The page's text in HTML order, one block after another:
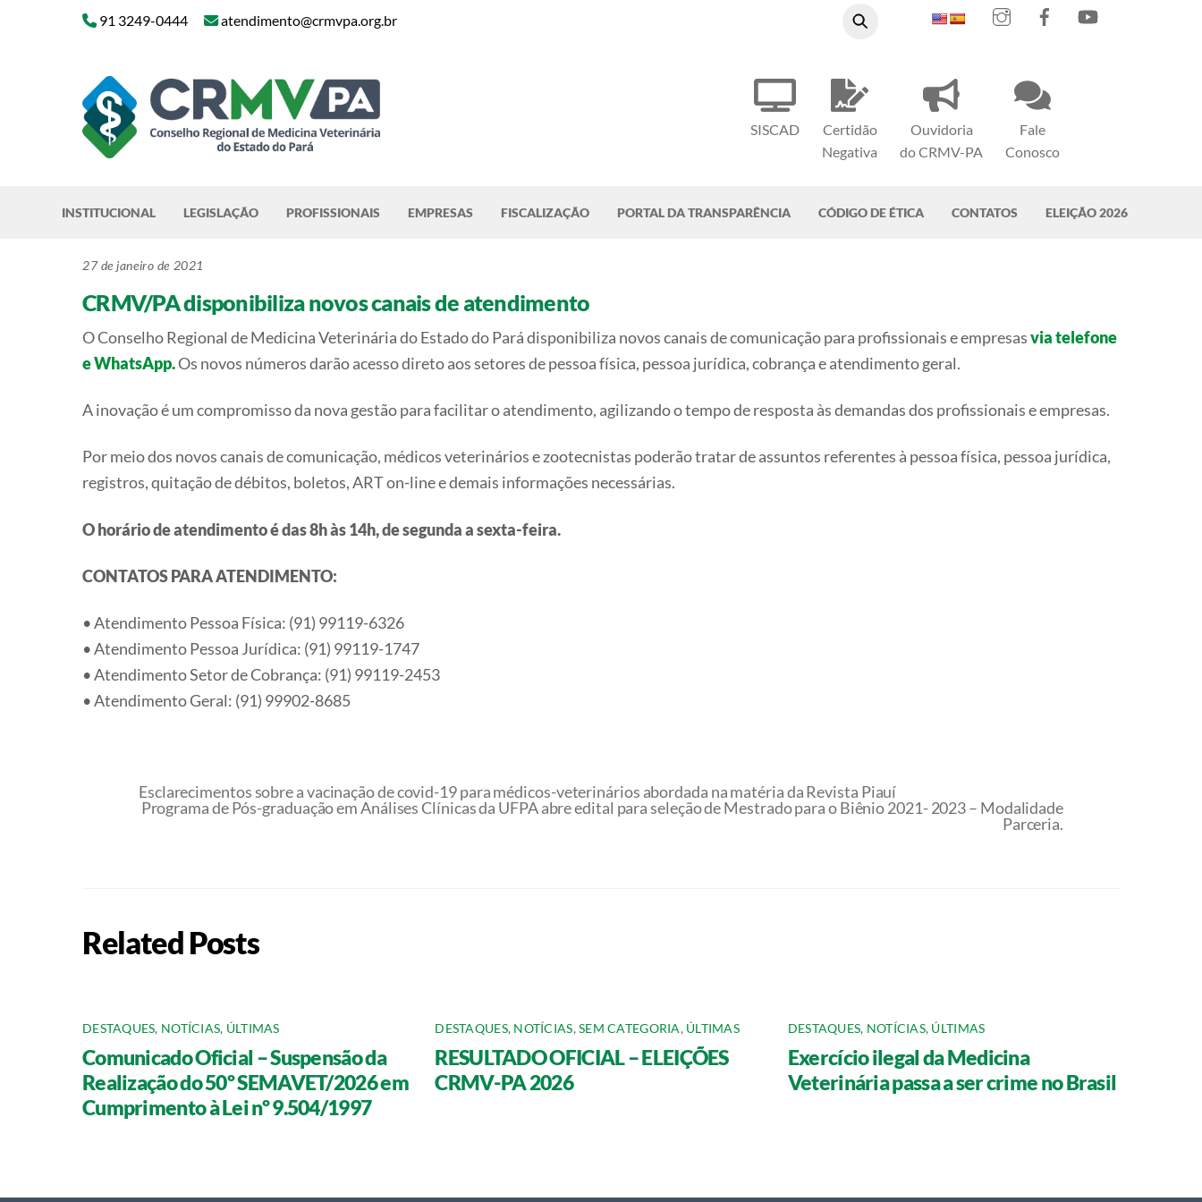
SISCAD
Certidão
Negativa
Ouvidoria
do CRMV-PA
Fale
Conosco
91 3249-0444 atendimento@crmvpa.org.br
InstagramFacebook
INSTITUCIONAL LEGISLAÇÃO PROFISSIONAIS EMPRESAS FISCALIZAÇÃO PORTAL DA TRANSPARÊNCIA CÓDIGO DE ÉTICA CONTATOS ELEIÇÃO 2026
27 de janeiro de 2021
CRMV/PA disponibiliza novos canais de atendimento
O Conselho Regional de Medicina Veterinária do Estado do Pará disponibiliza novos canais de comunicação para profissionais e empresasvia telefone
e WhatsApp.Os novos números darão acesso direto aos setores de pessoa física, pessoa jurídica, cobrança e atendimento geral.
A inovação é um compromisso da nova gestão para facilitar o atendimento, agilizando o tempo de resposta às demandas dos profissionais e empresas.
Por meio dos novos canais de comunicação, médicos veterinários e zootecnistas poderão tratar de assuntos referentes à pessoa física, pessoa jurídica,
registros, quitação de débitos, boletos, ART on-line e demais informações necessárias.
O horário de atendimento é das 8h às 14h, de segunda a sexta-feira.
CONTATOS PARA ATENDIMENTO:
• Atendimento Pessoa Física: (91) 99119-6326
• Atendimento Pessoa Jurídica: (91) 99119-1747
• Atendimento Setor de Cobrança: (91) 99119-2453
• Atendimento Geral: (91) 99902-8685
Esclarecimentos sobre a vacinação de covid-19 para médicos-veterinários abordada na matéria da Revista Piauí
Programa de Pós-graduação em Análises Clínicas da UFPA abre edital para seleção de Mestrado para o Biênio 2021- 2023 – Modalidade
Parceria.
Related Posts
DESTAQUES, NOTÍCIAS, ÚLTIMAS
Comunicado Oficial – Suspensão da
Realização do 50º SEMAVET/2026 em
Cumprimento à Lei nº 9.504/1997
DESTAQUES, NOTÍCIAS,SEM CATEGORIA, ÚLTIMAS
RESULTADO OFICIAL – ELEIÇÕES
CRMV-PA 2026
DESTAQUES, NOTÍCIAS, ÚLTIMAS
Exercício ilegal da Medicina
Veterinária passa a ser crime no Brasil